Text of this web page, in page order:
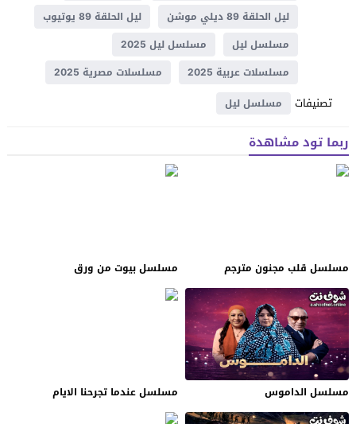
ليل الحلقة 89 ديلي موشن
ليل الحلقة 89 يوتيوب
مسلسل ليل
مسلسل ليل 2025
مسلسلات عربية 2025
مسلسلات مصرية 2025
تصنيفات مسلسل ليل
ربما تود مشاهدة
مسلسل قلب مجنون مترجم مسلسل بيوت من ورق
مسلسل الداموس مسلسل عندما تجرحنا الايام